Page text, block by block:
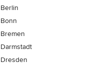
Berlin
Bonn
Bremen
Darmstadt
Dresden